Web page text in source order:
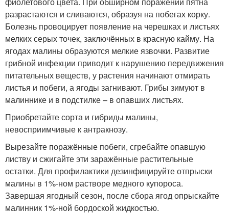
разрастаются и сливаются, образуя на побегах корку.
Болезнь провоцирует появление на черешках и листьях
мелких серых точек, заключённых в красную кайму. На
ягодах малины образуются мелкие язвочки. Развитие
грибной инфекции приводит к нарушению передвижения
питательных веществ, у растения начинают отмирать
листья и побеги, а ягоды загнивают. Грибы зимуют в
малиннике и в подстилке – в опавших листьях.
Приобретайте сорта и гибриды малины,
невосприимчивые к антракнозу.
Вырезайте поражённые побеги, сгребайте опавшую
листву и сжигайте эти заражённые растительные
остатки. Для профилактики дезинфицируйте отпрыски
малины в 1%-ном растворе медного купороса.
Завершая ягодный сезон, после сбора ягод опрыскайте
малинник 1%-ной бордоской жидкостью.